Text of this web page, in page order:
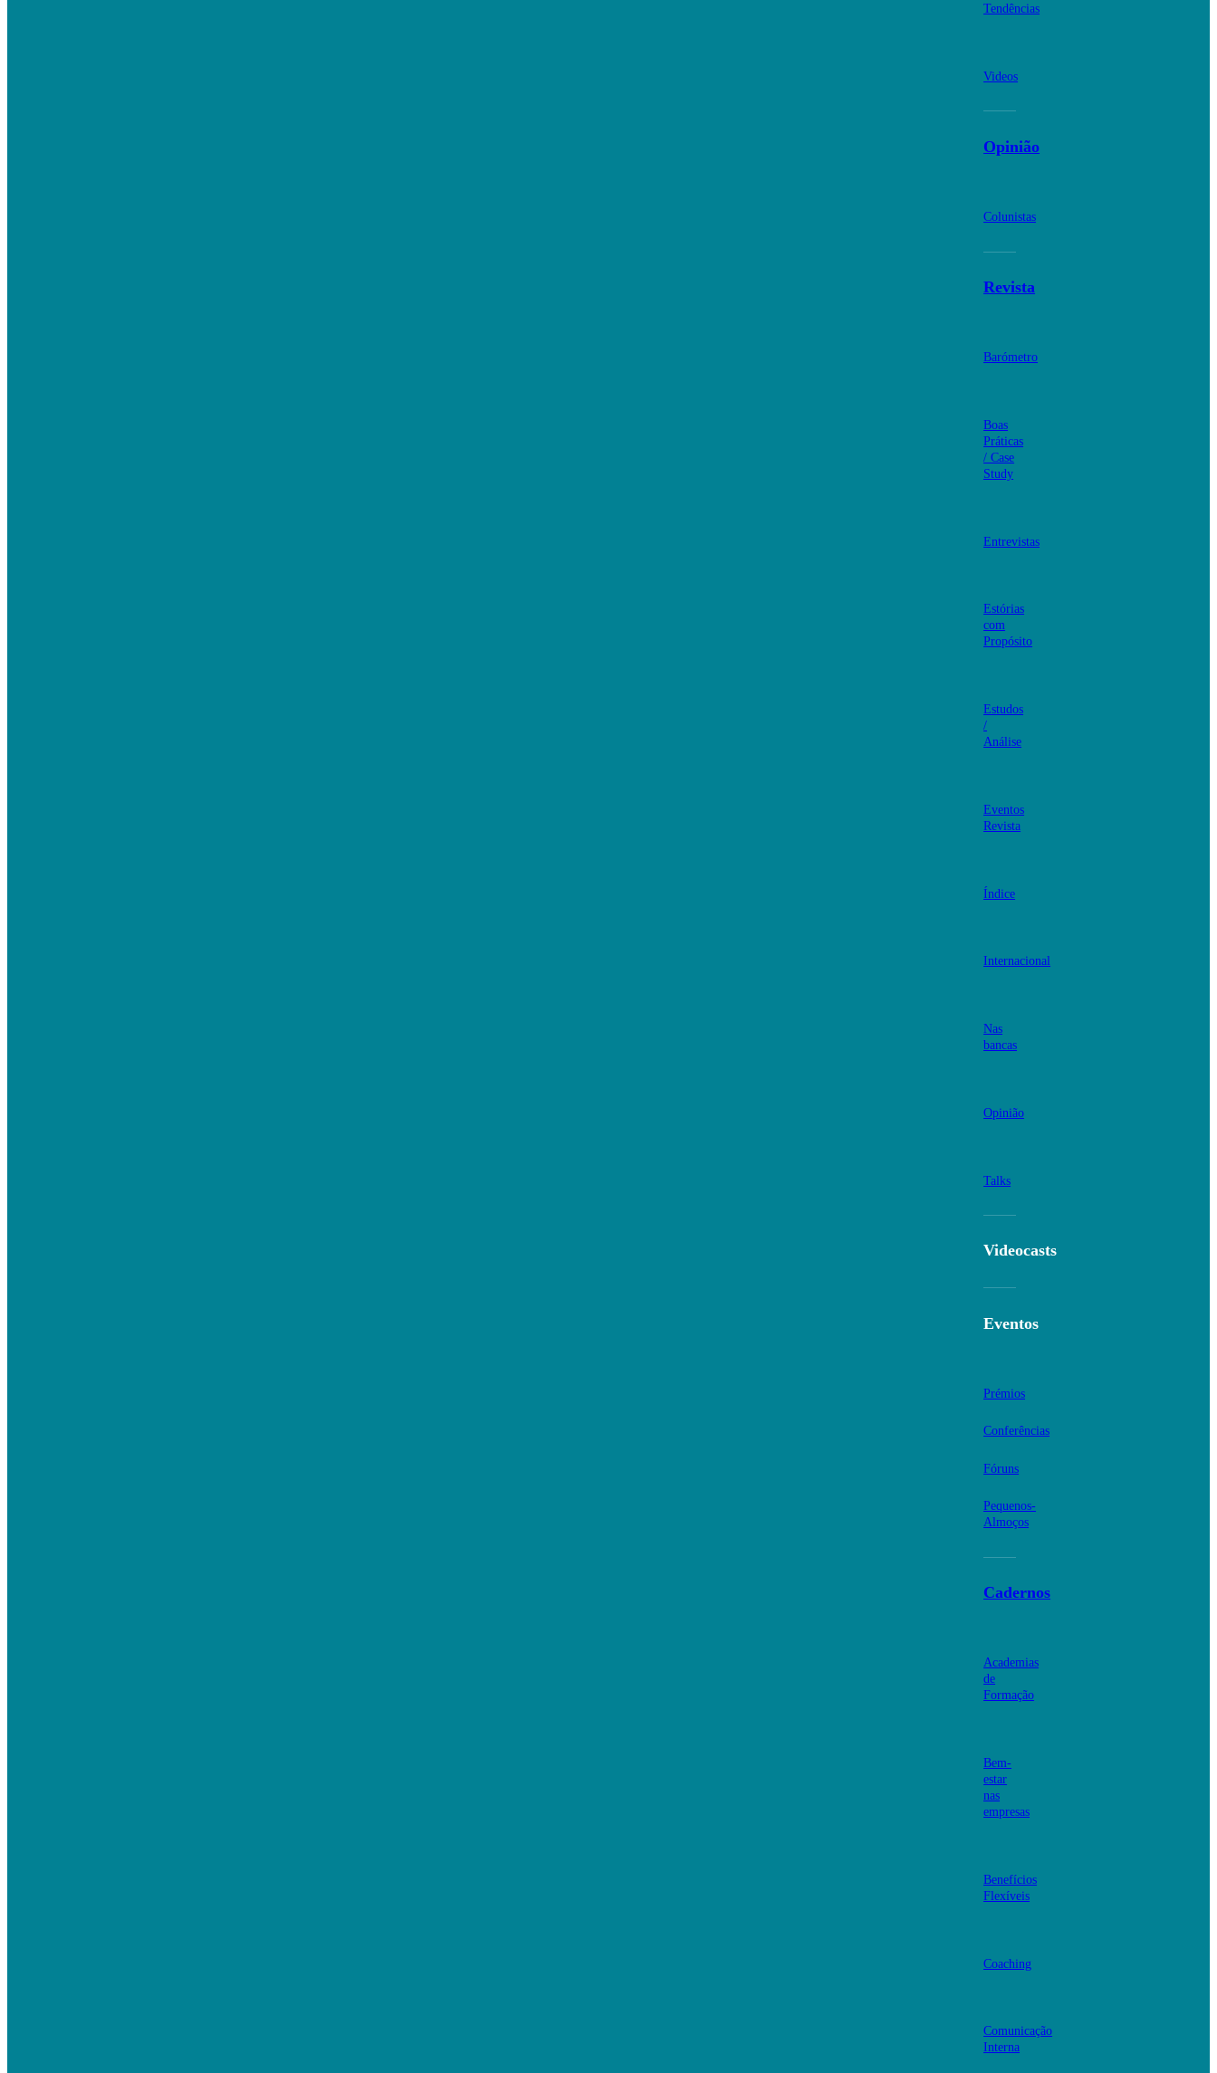
Tendências
Videos
Opinião
Colunistas
Revista
Barómetro
Boas
Práticas
/ Case
Study
Entrevistas
Estórias
com
Propósito
Estudos
/
Análise
Eventos
Revista
Índice
Internacional
Nas
bancas
Opinião
Talks
Videocasts
Eventos
Prémios
Conferências
Fóruns
Pequenos-
Almoços
Cadernos
Academias
de
Formação
Bem-
estar
nas
empresas
Benefícios
Flexíveis
Coaching
Comunicação
Interna